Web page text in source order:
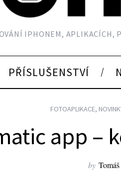
IPHONEM,
PŘÍSLUŠENSTVÍ
FOTOAPLIKACE,
app –
by